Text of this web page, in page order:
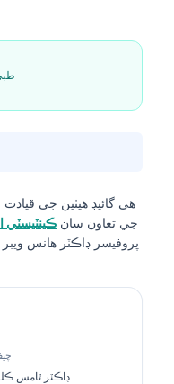
🩺
هي گائيڊ هيٺين جي قيادت
جي تعاون سان ڪينٽيسٽي
پروفيسر ڊاڪٽر هانس
ڊاڪٽر ٿامس